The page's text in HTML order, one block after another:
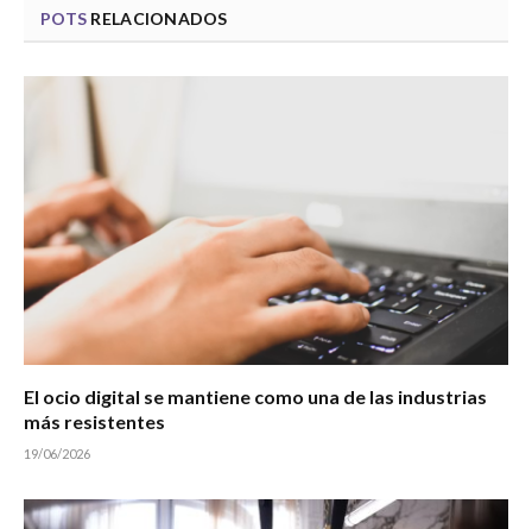
POTS RELACIONADOS
El ocio digital se mantiene como una de las industrias
más resistentes
19/06/2026